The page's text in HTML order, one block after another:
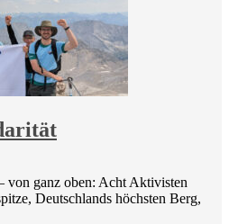
von ganz oben: Acht Aktivisten
Deutschlands höchsten Berg,